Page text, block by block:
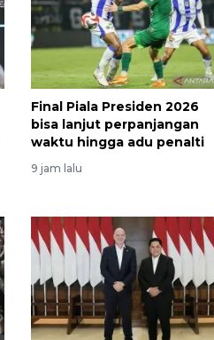
Final Piala Presiden 2026
bisa lanjut perpanjangan
waktu hingga adu penalti
9 jam lalu